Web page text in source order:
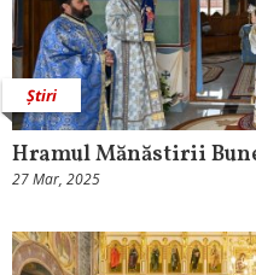
Știri
Hramul Mănăstirii
27 Mar, 2025